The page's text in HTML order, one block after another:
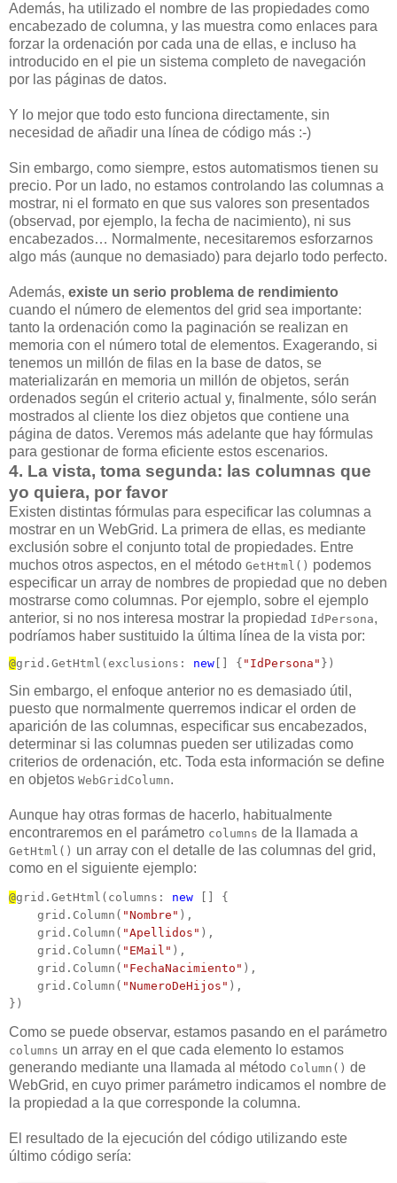
Además, ha utilizado el nombre de las propiedades como
encabezado de columna, y las muestra como enlaces para
forzar la ordenación por cada una de ellas, e incluso ha
introducido en el pie un sistema completo de navegación
por las páginas de datos.
Y lo mejor que todo esto funciona directamente, sin
necesidad de añadir una línea de código más :-)
Sin embargo, como siempre, estos automatismos tienen su
precio. Por un lado, no estamos controlando las columnas a
mostrar, ni el formato en que sus valores son presentados
(observad, por ejemplo, la fecha de nacimiento), ni sus
encabezados… Normalmente, necesitaremos esforzarnos
algo más (aunque no demasiado) para dejarlo todo perfecto.
Además, existe un serio problema de rendimiento
cuando el número de elementos del grid sea importante:
tanto la ordenación como la paginación se realizan en
memoria con el número total de elementos. Exagerando, si
tenemos un millón de filas en la base de datos, se
materializarán en memoria un millón de objetos, serán
ordenados según el criterio actual y, finalmente, sólo serán
mostrados al cliente los diez objetos que contiene una
página de datos. Veremos más adelante que hay fórmulas
para gestionar de forma eficiente estos escenarios.
4. La vista, toma segunda: las columnas que
yo quiera, por favor
Existen distintas fórmulas para especificar las columnas a
mostrar en un WebGrid. La primera de ellas, es mediante
exclusión sobre el conjunto total de propiedades. Entre
muchos otros aspectos, en el método GetHtml() podemos
especificar un array de nombres de propiedad que no deben
mostrarse como columnas. Por ejemplo, sobre el ejemplo
anterior, si no nos interesa mostrar la propiedad IdPersona,
podríamos haber sustituido la última línea de la vista por:
@grid.GetHtml(exclusions: new [] { "IdPersona" })
Sin embargo, el enfoque anterior no es demasiado útil,
puesto que normalmente querremos indicar el orden de
aparición de las columnas, especificar sus encabezados,
determinar si las columnas pueden ser utilizadas como
criterios de ordenación, etc. Toda esta información se define
en objetos WebGridColumn.
Aunque hay otras formas de hacerlo, habitualmente
encontraremos en el parámetro columns de la llamada a
GetHtml() un array con el detalle de las columnas del grid,
como en el siguiente ejemplo:
@grid.GetHtml(columns: new [] {
grid.Column( "Nombre" ),
grid.Column( "Apellidos" ),
grid.Column( "EMail" ),
grid.Column( "FechaNacimiento" ),
grid.Column( "NumeroDeHijos" ),
})
Como se puede observar, estamos pasando en el parámetro
columns un array en el que cada elemento lo estamos
generando mediante una llamada al método Column() de
WebGrid, en cuyo primer parámetro indicamos el nombre de
la propiedad a la que corresponde la columna.
El resultado de la ejecución del código utilizando este
último código sería: